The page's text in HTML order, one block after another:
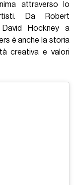
attraverso lo
Da Robert
David Hockney a
è anche la storia
creativa e valori